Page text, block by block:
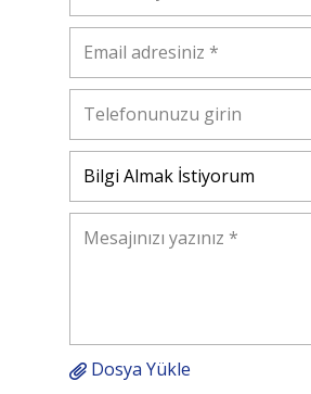
Dosya Yükle